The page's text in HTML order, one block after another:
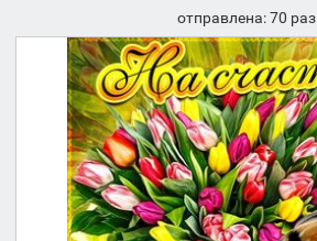
отправлена: 70 раз